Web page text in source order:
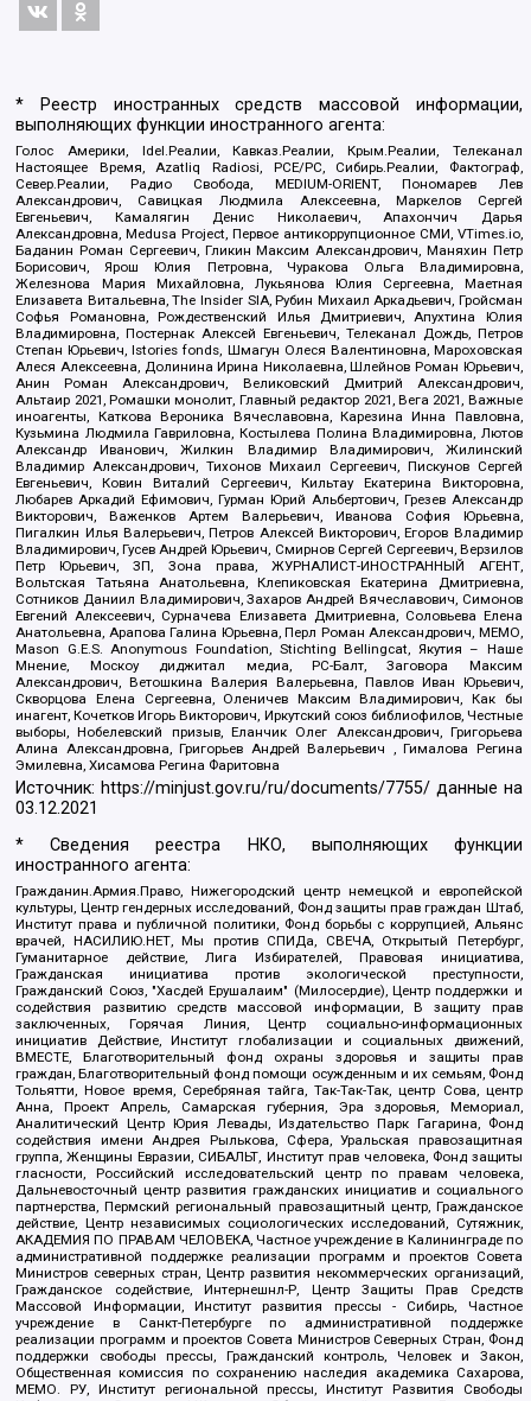
* Реестр иностранных средств массовой информации,
выполняющих функции иностранного агента:
Голос Америки, Idel.Реалии, Кавказ.Реалии, Крым.Реалии, Телеканал
Настоящее Время, Azatliq Radiosi, PCE/PC, Сибирь.Реалии, Фактограф,
Север.Реалии, Радио Свобода, MEDIUM-ORIENT, Пономарев Лев
Александрович, Савицкая Людмила Алексеевна, Маркелов Сергей
Евгеньевич, Камалягин Денис Николаевич, Апахончич Дарья
Александровна, Medusa Project, Первое антикоррупционное СМИ, VTimes.io,
Баданин Роман Сергеевич, Гликин Максим Александрович, Маняхин Петр
Борисович, Ярош Юлия Петровна, Чуракова Ольга Владимировна,
Железнова Мария Михайловна, Лукьянова Юлия Сергеевна, Маетная
Елизавета Витальевна, The Insider SIA, Рубин Михаил Аркадьевич, Гройсман
Софья Романовна, Рождественский Илья Дмитриевич, Апухтина Юлия
Владимировна, Постернак Алексей Евгеньевич, Телеканал Дождь, Петров
Степан Юрьевич, Istories fonds, Шмагун Олеся Валентиновна, Мароховская
Алеся Алексеевна, Долинина Ирина Николаевна, Шлейнов Роман Юрьевич,
Анин Роман Александрович, Великовский Дмитрий Александрович,
Альтаир 2021, Ромашки монолит, Главный редактор 2021, Вега 2021, Важные
иноагенты, Каткова Вероника Вячеславовна, Карезина Инна Павловна,
Кузьмина Людмила Гавриловна, Костылева Полина Владимировна, Лютов
Александр Иванович, Жилкин Владимир Владимирович, Жилинский
Владимир Александрович, Тихонов Михаил Сергеевич, Пискунов Сергей
Евгеньевич, Ковин Виталий Сергеевич, Кильтау Екатерина Викторовна,
Любарев Аркадий Ефимович, Гурман Юрий Альбертович, Грезев Александр
Викторович, Важенков Артем Валерьевич, Иванова София Юрьевна,
Пигалкин Илья Валерьевич, Петров Алексей Викторович, Егоров Владимир
Владимирович, Гусев Андрей Юрьевич, Смирнов Сергей Сергеевич, Верзилов
Петр Юрьевич, ЗП, Зона права, ЖУРНАЛИСТ-ИНОСТРАННЫЙ АГЕНТ,
Вольтская Татьяна Анатольевна, Клепиковская Екатерина Дмитриевна,
Сотников Даниил Владимирович, Захаров Андрей Вячеславович, Симонов
Евгений Алексеевич, Сурначева Елизавета Дмитриевна, Соловьева Елена
Анатольевна, Арапова Галина Юрьевна, Перл Роман Александрович, МЕМО,
Mason G.E.S. Anonymous Foundation, Stichting Bellingcat, Якутия – Наше
Мнение, Москоу диджитал медиа, РС-Балт, Заговора Максим
Александрович, Ветошкина Валерия Валерьевна, Павлов Иван Юрьевич,
Скворцова Елена Сергеевна, Оленичев Максим Владимирович, Как бы
инагент, Кочетков Игорь Викторович, Иркутский союз библиофилов, Честные
выборы, Нобелевский призыв, Еланчик Олег Александрович, Григорьева
Алина Александровна, Григорьев Андрей Валерьевич , Гималова Регина
Эмилевна, Хисамова Регина Фаритовна
Источник: https://minjust.gov.ru/ru/documents/7755/ данные на
03.12.2021
* Сведения реестра НКО, выполняющих функции
иностранного агента:
Гражданин.Армия.Право, Нижегородский центр немецкой и европейской
культуры, Центр гендерных исследований, Фонд защиты прав граждан Штаб,
Институт права и публичной политики, Фонд борьбы с коррупцией, Альянс
врачей, НАСИЛИЮ.НЕТ, Мы против СПИДа, СВЕЧА, Открытый Петербург,
Гуманитарное действие, Лига Избирателей, Правовая инициатива,
Гражданская инициатива против экологической преступности,
Гражданский Союз, "Хасдей Ерушалаим" (Милосердие), Центр поддержки и
содействия развитию средств массовой информации, В защиту прав
заключенных, Горячая Линия, Центр социально-информационных
инициатив Действие, Институт глобализации и социальных движений,
ВМЕСТЕ, Благотворительный фонд охраны здоровья и защиты прав
граждан, Благотворительный фонд помощи осужденным и их семьям, Фонд
Тольятти, Новое время, Серебряная тайга, Так-Так-Так, центр Сова, центр
Анна, Проект Апрель, Самарская губерния, Эра здоровья, Мемориал,
Аналитический Центр Юрия Левады, Издательство Парк Гагарина, Фонд
содействия имени Андрея Рылькова, Сфера, Уральская правозащитная
группа, Женщины Евразии, СИБАЛЬТ, Институт прав человека, Фонд защиты
гласности, Российский исследовательский центр по правам человека,
Дальневосточный центр развития гражданских инициатив и социального
партнерства, Пермский региональный правозащитный центр, Гражданское
действие, Центр независимых социологических исследований, Сутяжник,
АКАДЕМИЯ ПО ПРАВАМ ЧЕЛОВЕКА, Частное учреждение в Калининграде по
административной поддержке реализации программ и проектов Совета
Министров северных стран, Центр развития некоммерческих организаций,
Гражданское содействие, Интернешнл-Р, Центр Защиты Прав Средств
Массовой Информации, Институт развития прессы - Сибирь, Частное
учреждение в Санкт-Петербурге по административной поддержке
реализации программ и проектов Совета Министров Северных Стран, Фонд
поддержки свободы прессы, Гражданский контроль, Человек и Закон,
Общественная комиссия по сохранению наследия академика Сахарова,
МЕМО. РУ, Институт региональной прессы, Институт Развития Свободы